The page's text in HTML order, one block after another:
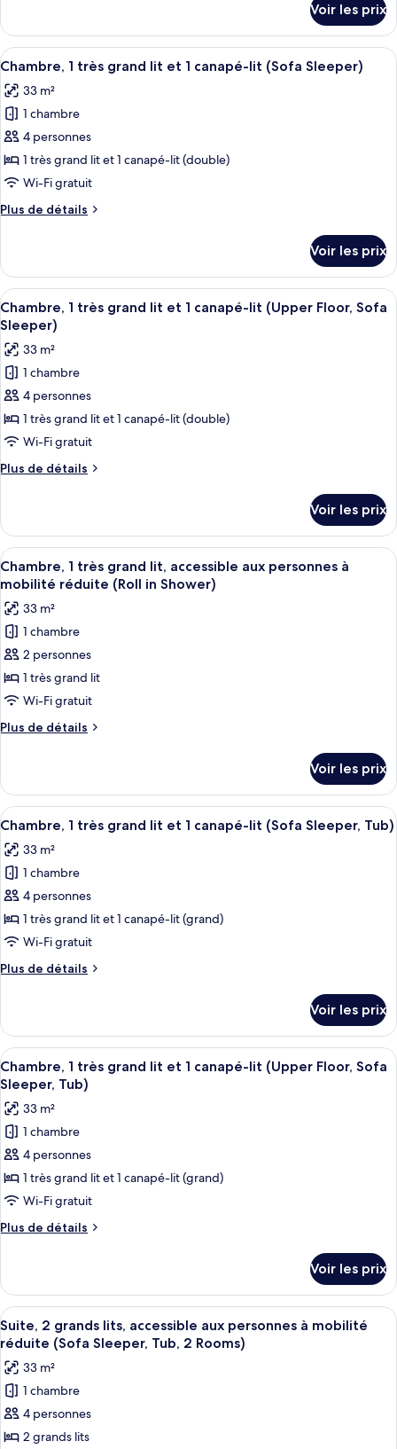
2
Rooms)
très
grand
lit
et
1
canapé-
lit,
cuisine
(Upper
Floor,
2
Rooms)
le
type
de
Suite,
très
grand
lit
et
canapé-
Floor,
Sofa
Sleeper,
2
Rooms)
Voir les prix
Afficher
toutes
les
photos
pour
ce
type
chambre :
très
grand
lit
et
1
canapé-
lit
(Sofa
Sleeper)
Une chambre d’hôtel avec un
5
Chambre, 1 très grand lit et 1 canapé-lit (Sofa Sleeper)
33 m²
1 chambre
4 personnes
1 très grand lit et 1 canapé-lit (double)
Wi-Fi gratuit
Plus de détails
Plus
le
type
de
chambre
Chambre,
très
grand
lit
et
canapé-
lit
(Sofa
Voir les prix
Afficher
toutes
les
photos
pour
ce
type
de
chambre :
Chambre,
très
grand
lit
et
1
canapé-
lit
(Upper
Floor,
Sofa
Sleeper)
Une chambre d’hôtel avec un
5
Chambre, 1 très grand lit et 1 canapé-lit (Upper Floor, Sofa
Sleeper)
33 m²
1 chambre
4 personnes
1 très grand lit et 1 canapé-lit (double)
Wi-Fi gratuit
Plus de détails
Plus
le
type
de
chambre
très
grand
lit
et
canapé-
lit
(Upper
Sleeper)
Voir les prix
Afficher
toutes
les
photos
pour
ce
type
de
chambre :
Chambre,
très
grand
lit,
accessible
aux
personnes
à
mobilité
réduite
(Roll
Une chambre d’hôtel avec un
5
Chambre, 1 très grand lit, accessible aux personnes à
mobilité réduite (Roll in Shower)
33 m²
1 chambre
2 personnes
1 très grand lit
Wi-Fi gratuit
Plus de détails
Plus
le
type
de
Chambre,
très
grand
lit,
accessible
aux
personnes
(Roll
in
Shower)
Voir les prix
Afficher
toutes
les
photos
pour
ce
type
chambre :
très
grand
lit
et
1
canapé-
lit
(Sofa
Sleeper,
Tub)
Une chambre d’hôtel avec un
5
Chambre, 1 très grand lit et 1 canapé-lit (Sofa Sleeper, Tub)
33 m²
1 chambre
4 personnes
1 très grand lit et 1 canapé-lit (grand)
Wi-Fi gratuit
Plus de détails
Plus
le
type
de
chambre
Chambre,
très
grand
lit
et
canapé-
lit
(Sofa
Voir les prix
Afficher
toutes
les
photos
pour
ce
type
de
chambre :
Chambre,
très
grand
lit
et
1
canapé-
lit
(Upper
Floor,
Une chambre d’hôtel avec un
5
Chambre, 1 très grand lit et 1 canapé-lit (Upper Floor, Sofa
Sleeper, Tub)
33 m²
1 chambre
4 personnes
1 très grand lit et 1 canapé-lit (grand)
Wi-Fi gratuit
Plus de détails
Plus
le
type
de
chambre
Chambre,
très
grand
lit
et
Voir les prix
Afficher
toutes
les
photos
pour
ce
type
Une chambre d’hôtel avec un mur
7
Suite, 2 grands lits, accessible aux personnes à mobilité
réduite (Sofa Sleeper, Tub, 2 Rooms)
33 m²
1 chambre
4 personnes
2 grands lits